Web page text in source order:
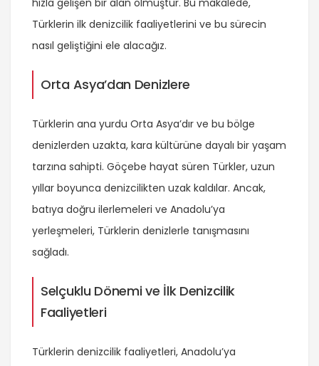
Türklerin ilk denizcilik faaliyetlerini ve bu sürecin
nasıl geliştiğini ele alacağız.
Orta Asya’dan Denizlere
Türklerin ana yurdu Orta Asya’dır ve bu bölge
denizlerden uzakta, kara kültürüne dayalı bir yaşam
tarzına sahipti. Göçebe hayat süren Türkler, uzun
yıllar boyunca denizcilikten uzak kaldılar. Ancak,
batıya doğru ilerlemeleri ve Anadolu’ya
yerleşmeleri, Türklerin denizlerle tanışmasını
sağladı.
Selçuklu Dönemi ve İlk Denizcilik
Faaliyetleri
Türklerin denizcilik faaliyetleri, Anadolu’ya